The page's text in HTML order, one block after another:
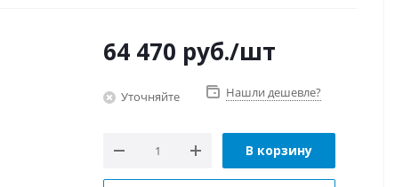
64 470 руб./шт
Уточняйте Нашли дешевле?
В корзину